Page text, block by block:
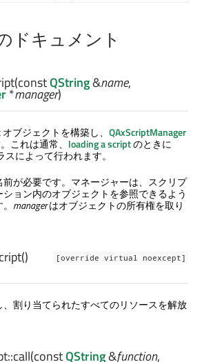
ドキュメント
(constQString&name,
*manager)
ブジェクトを構築し、 QAxScriptManager
これは通常、 loading a scriptのときに
スによって行われます。
が必要です。マネージャーは、スクリプ
ション内のオブジェクトを参照できるよう
managerはオブジェクトの所有権を取り
[override virtual noexcept]
()
割り当てられたすべてのリソースを解放
call(constQString&function,